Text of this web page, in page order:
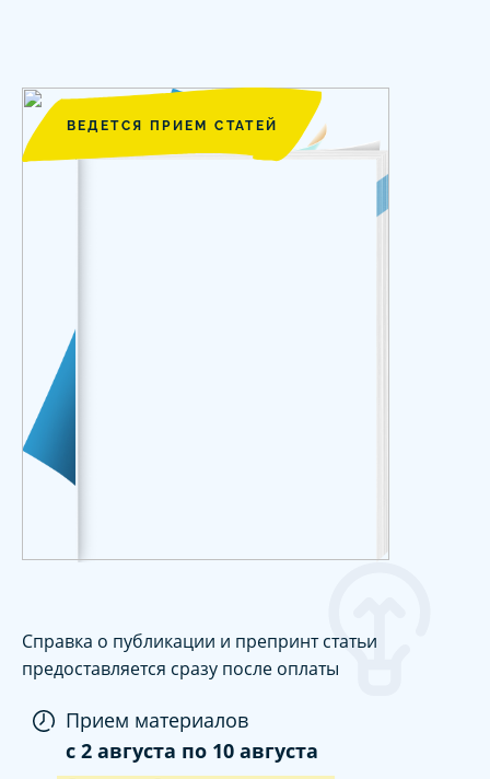
ВЕДЕТСЯ ПРИЕМ СТАТЕЙ
Справка о публикации и препринт статьи
предоставляется сразу после оплаты
Прием материалов
c 2 августа по 10 августа